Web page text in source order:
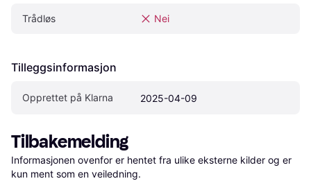
Trådløs Nei
Tilleggsinformasjon
Opprettet på Klarna 2025-04-09
Tilbakemelding
Informasjonen ovenfor er hentet fra ulike eksterne kilder og er
kun ment som en veiledning.